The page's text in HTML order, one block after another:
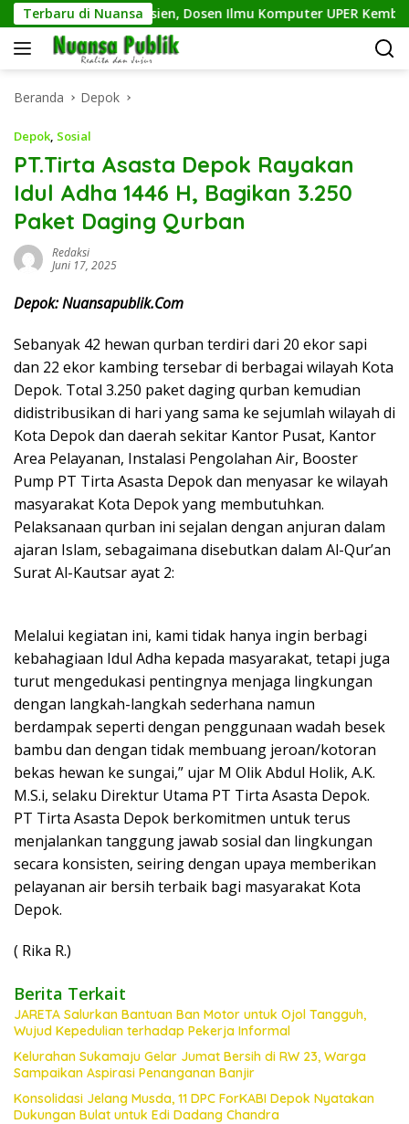
Langsung
ke
konten
Terbaru di Nuansa
Makin Efisien, Dosen Ilmu Komputer UPER Kembangkan
Beranda Depok
Depok, Sosial
PT.Tirta Asasta Depok Rayakan
Idul Adha 1446 H, Bagikan 3.250
Paket Daging Qurban
Redaksi
Juni 17, 2025
Depok: Nuansapublik.Com
Sebanyak 42 hewan qurban terdiri dari 20 ekor sapi
dan 22 ekor kambing tersebar di berbagai wilayah Kota
Depok. Total 3.250 paket daging qurban kemudian
didistribusikan di hari yang sama ke sejumlah wilayah di
Kota Depok dan daerah sekitar Kantor Pusat, Kantor
Area Pelayanan, Instalasi Pengolahan Air, Booster
Pump PT Tirta Asasta Depok dan menyasar ke wilayah
masyarakat Kota Depok yang membutuhkan.
Pelaksanaan qurban ini sejalan dengan anjuran dalam
ajaran Islam, sebagaimana disebutkan dalam Al-Qur’an
Surat Al-Kautsar ayat 2:
Melalui kegiatan ini, kami tidak hanya ingin berbagi
kebahagiaan Idul Adha kepada masyarakat, tetapi juga
turut mengedukasi pentingnya menjaga lingkungan
dengan langkah-langkah sederhana namun
berdampak seperti dengan penggunaan wadah besek
bambu dan dengan tidak membuang jeroan/kotoran
bekas hewan ke sungai,” ujar M Olik Abdul Holik, A.K.
M.S.i, selaku Direktur Utama PT Tirta Asasta Depok.
PT Tirta Asasta Depok berkomitmen untuk terus
menjalankan tanggung jawab sosial dan lingkungan
secara konsisten, seiring dengan upaya memberikan
pelayanan air bersih terbaik bagi masyarakat Kota
Depok.
( Rika R.)
Berita Terkait
JARETA Salurkan Bantuan Ban Motor untuk Ojol Tangguh,
Wujud Kepedulian terhadap Pekerja Informal
Kelurahan Sukamaju Gelar Jumat Bersih di RW 23, Warga
Sampaikan Aspirasi Penanganan Banjir
Konsolidasi Jelang Musda, 11 DPC ForKABI Depok Nyatakan
Dukungan Bulat untuk Edi Dadang Chandra